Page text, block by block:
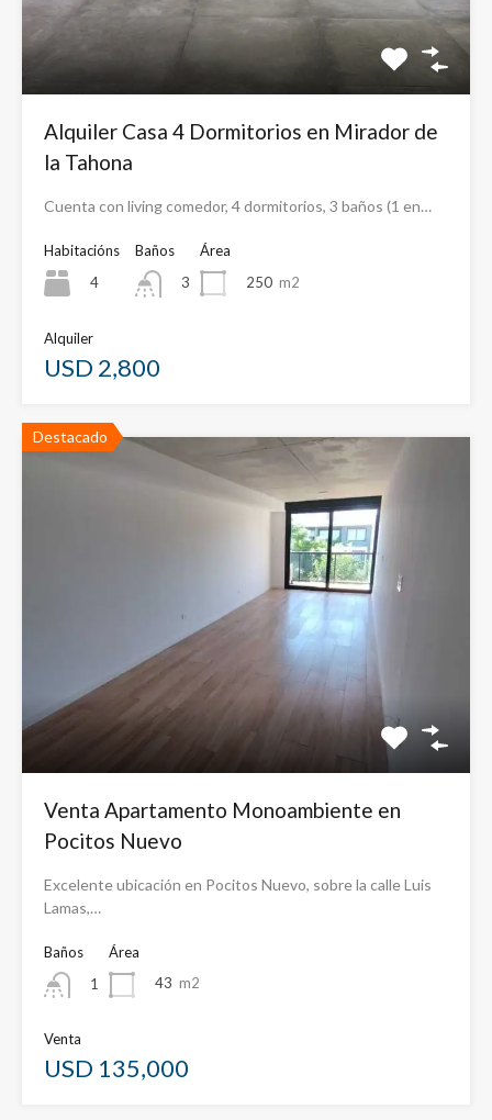
Alquiler Casa 4 Dormitorios en Mirador de
la Tahona
Cuenta con living comedor, 4 dormitorios, 3 baños (1 en…
Habitacións
4
Baños
3
Área
250 m2
Alquiler
USD 2,800
Destacado
Venta Apartamento Monoambiente en
Pocitos Nuevo
Excelente ubicación en Pocitos Nuevo, sobre la calle Luis
Lamas,…
Baños
1
Área
43 m2
Venta
USD 135,000